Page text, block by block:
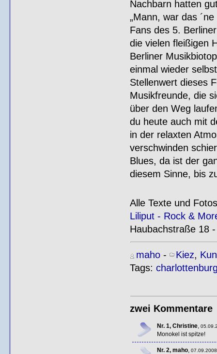
Nachbarn hatten
„Mann, war das
Fans des 5.
die vielen fleißigen
Berliner
einmal wieder
Stellenwert dieses
Musikfreunde, die
über den Weg
du heute auch mit
in der relaxten
verschwinden
Blues, da ist der
diesem Sinne, bis
Alle Texte und
Liliput - Rock &
Haubachstraße 18
maho- Kiez,
Tags:
zwei Kommentare
Nr. 1, Christine,
Monokel ist spitze!
Nr. 2, maho,